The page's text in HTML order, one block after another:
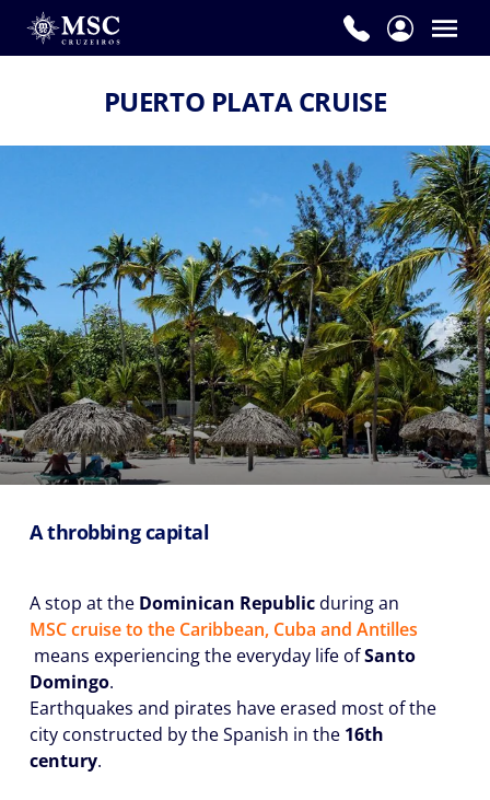
PUERTO PLATA CRUISE
A throbbing capital
A stop at the Dominican Republicduring an
MSC cruise to the Caribbean, Cuba and Antilles
means experiencing the everyday life ofSanto
Domingo.
Earthquakes and pirates have erased most of the
city constructed by the Spanish in the 16th
century.